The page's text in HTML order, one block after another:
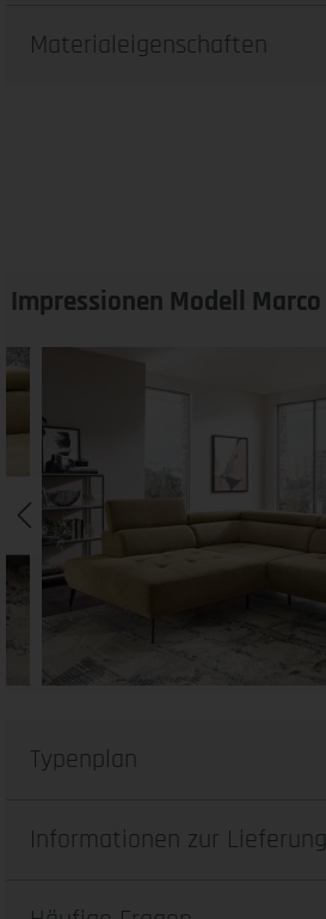
Materialeigenschaften
Impressionen Modell Marco
Typenplan
Informationen zur Lieferung